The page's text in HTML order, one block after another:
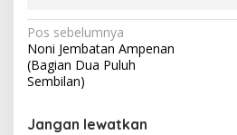
Navigasi
pos
Pos sebelumnya
Noni Jembatan Ampenan
(Bagian Dua Puluh
Sembilan)
Jangan lewatkan